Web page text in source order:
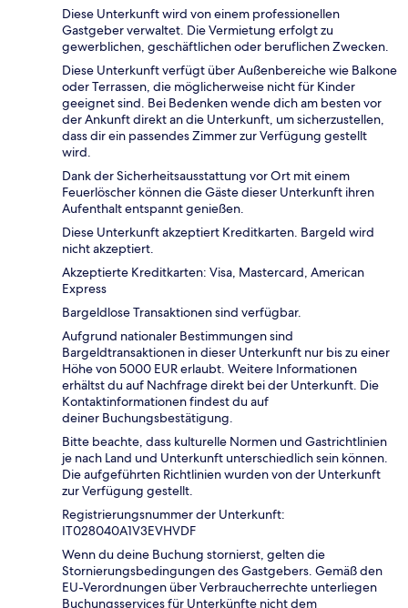
Diese Unterkunft wird von einem professionellen
Gastgeber verwaltet. Die Vermietung erfolgt zu
gewerblichen, geschäftlichen oder beruflichen Zwecken.
Diese Unterkunft verfügt über Außenbereiche wie Balkone
oder Terrassen, die möglicherweise nicht für Kinder
geeignet sind. Bei Bedenken wende dich am besten vor
der Ankunft direkt an die Unterkunft, um sicherzustellen,
dass dir ein passendes Zimmer zur Verfügung gestellt
wird.
Dank der Sicherheitsausstattung vor Ort mit einem
Feuerlöscher können die Gäste dieser Unterkunft ihren
Aufenthalt entspannt genießen.
Diese Unterkunft akzeptiert Kreditkarten. Bargeld wird
nicht akzeptiert.
Akzeptierte Kreditkarten: Visa, Mastercard, American
Express
Bargeldlose Transaktionen sind verfügbar.
Aufgrund nationaler Bestimmungen sind
Bargeldtransaktionen in dieser Unterkunft nur bis zu einer
Höhe von 5000 EUR erlaubt. Weitere Informationen
erhältst du auf Nachfrage direkt bei der Unterkunft. Die
Kontaktinformationen findest du auf
deiner Buchungsbestätigung.
Bitte beachte, dass kulturelle Normen und Gastrichtlinien
je nach Land und Unterkunft unterschiedlich sein können.
Die aufgeführten Richtlinien wurden von der Unterkunft
zur Verfügung gestellt.
Registrierungsnummer der Unterkunft:
IT028040A1V3EVHVDF
Wenn du deine Buchung stornierst, gelten die
Stornierungsbedingungen des Gastgebers. Gemäß den
EU-Verordnungen über Verbraucherrechte unterliegen
Buchungsservices für Unterkünfte nicht dem